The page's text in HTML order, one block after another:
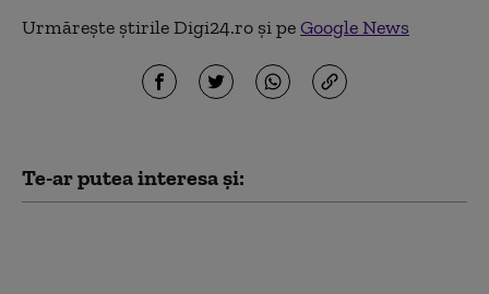
Urmărește știrile Digi24.ro și peGoogle News
Te-ar putea interesa și: